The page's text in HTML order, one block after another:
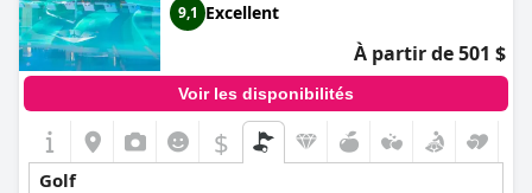
9,1 Excellent
À partir de 501 $
Voir les disponibilités
$
Golf